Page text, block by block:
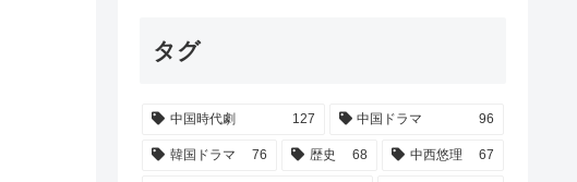
タグ
中国時代劇 127 中国ドラマ 96
韓国ドラマ 76 歴史 68 中西悠理 67